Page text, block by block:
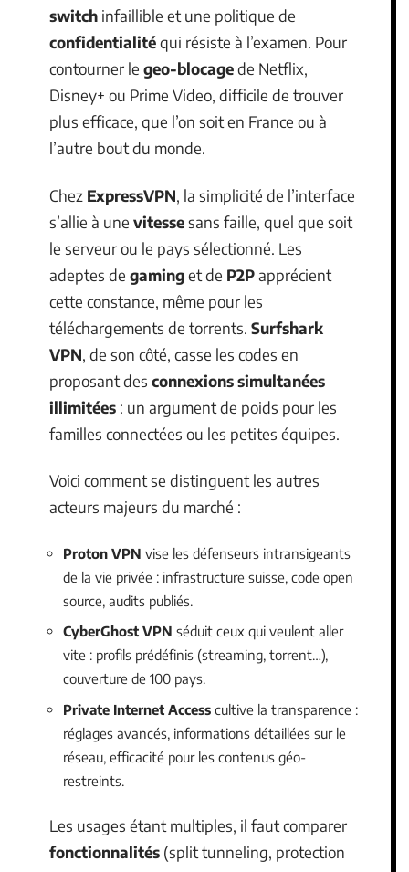
switch infaillible et une politique de
confidentialitéqui résiste à l’examen. Pour
contourner le geo-blocagede Netflix,
Disney+ ou Prime Video, difficile de trouver
plus efficace, que l’on soit en France ou à
l’autre bout du monde.
Chez ExpressVPN, la simplicité de l’interface
s’allie à une vitessesans faille, quel que soit
le serveur ou le pays sélectionné. Les
adeptes de gaminget de P2Papprécient
cette constance, même pour les
téléchargements de torrents. Surfshark
VPN, de son côté, casse les codes en
proposant des connexions simultanées
illimitées : un argument de poids pour les
familles connectées ou les petites équipes.
Voici comment se distinguent les autres
acteurs majeurs du marché :
Proton VPN vise les défenseurs intransigeants
de la vie privée : infrastructure suisse, code open
source, audits publiés.
CyberGhost VPN séduit ceux qui veulent aller
vite : profils prédéfinis (streaming, torrent…),
couverture de 100 pays.
Private Internet Access cultive la transparence :
réglages avancés, informations détaillées sur le
réseau, efficacité pour les contenus géo-
restreints.
Les usages étant multiples, il faut comparer
fonctionnalités (split tunneling, protection